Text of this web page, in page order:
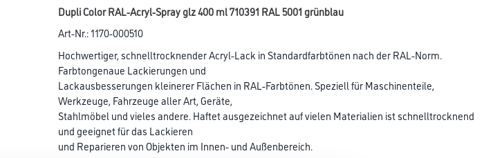
Dupli Color RAL-Acryl-Spray glz 400 ml 710391 RAL 5001 grünblau
Art-Nr.:1170-000510
Hochwertiger, schnelltrocknender Acryl-Lack in Standardfarbtönen nach der RAL-Norm.
Farbtongenaue Lackierungen und
Lackausbesserungen kleinerer Flächen in RAL-Farbtönen. Speziell für Maschinenteile,
Werkzeuge, Fahrzeuge aller Art, Geräte,
Stahlmöbel und vieles andere. Haftet ausgezeichnet auf vielen Materialien ist schnelltrocknend
und geeignet für das Lackieren
und Reparieren von Objekten im Innen- und Außenbereich.